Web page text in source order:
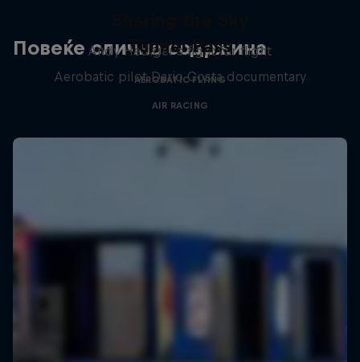
Повеќе слична содржина
Andy Hediger's fight for flight
AEROBATIC FLYING
Tunnel Pass
Aerobatic pilot Dario Costa documentary
AIR RACING